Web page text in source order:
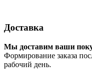
Доставка
Мы доставим ваши
Формирование заказа
рабочий день.